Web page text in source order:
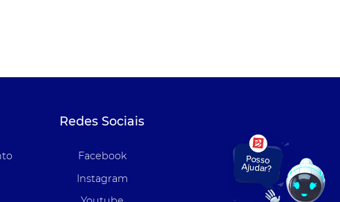
Redes Sociais
Facebook
Instagram